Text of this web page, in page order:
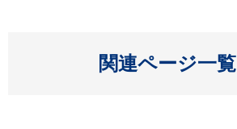
関連ページ一覧
開く